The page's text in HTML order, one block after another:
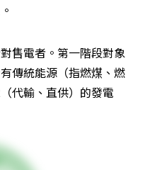
售電者。第一階段對象
傳統能源（指燃煤、燃
代輸、直供）的發電